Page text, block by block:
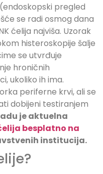
(endoskopski pregled
se radi osmog dana
ćelija najviša. Uzorak
histeroskopije šalje
se utvrđuje
hroničnih
ukoliko ih ima.
periferne krvi, ali se
dobijeni testiranjem
je aktuelna
besplatno na
institucija.